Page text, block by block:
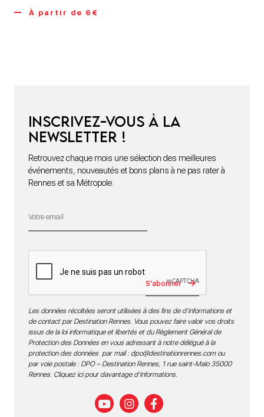
À partir de 6€
Inscrivez-vous à la
newsletter !
Retrouvez chaque mois une sélection des meilleures
événements, nouveautés et bons plans à ne pas rater à
Rennes et sa Métropole.
S'abonner
Les données récoltées seront utilisées à des fins de d’informations et
de contact par Destination Rennes. Vous pouvez faire valoir vos droits
issus de la loi informatique et libertés et du Règlement Général de
Protection des Données en vous adressant à notre délégué à la
protection des données par mail : dpo@destinationrennes.comou
par voie postale : DPO – Destination Rennes, 1 rue saint-Malo 35000
Rennes. Cliquez ici pour davantage d’informations.